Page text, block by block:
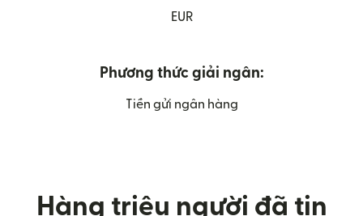
EUR
Phương thức giải ngân:
Tiền gửi ngân hàng
Hàng triệu người đã tin